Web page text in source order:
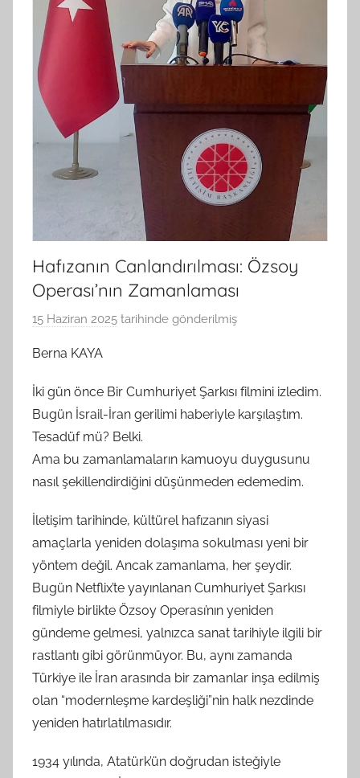
Hafızanın Canlandırılması: Özsoy
Operası’nın Zamanlaması
15 Haziran 2025 tarihinde gönderilmiş
t
a
ı
n
d
a
n
Berna KAYA
İki gün önce Bir Cumhuriyet Şarkısı filmini izledim.
Bugün İsrail-İran gerilimi haberiyle karşılaştım.
Tesadüf mü? Belki.
Ama bu zamanlamaların kamuoyu duygusunu
nasıl şekillendirdiğini düşünmeden edemedim.
İletişim tarihinde, kültürel hafızanın siyasi
amaçlarla yeniden dolaşıma sokulması yeni bir
yöntem değil. Ancak zamanlama, her şeydir.
Bugün Netflix’te yayınlanan Cumhuriyet Şarkısı
filmiyle birlikte Özsoy Operası’nın yeniden
gündeme gelmesi, yalnızca sanat tarihiyle ilgili bir
rastlantı gibi görünmüyor. Bu, aynı zamanda
Türkiye ile İran arasında bir zamanlar inşa edilmiş
olan “modernleşme kardeşliği”nin halk nezdinde
yeniden hatırlatılmasıdır.
1934 yılında, Atatürk’ün doğrudan isteğiyle